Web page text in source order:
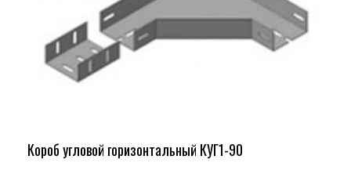
Короб угловой горизонтальный КУГ1-90